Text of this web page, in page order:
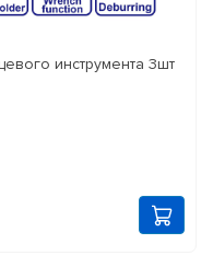
инструмента 3шт